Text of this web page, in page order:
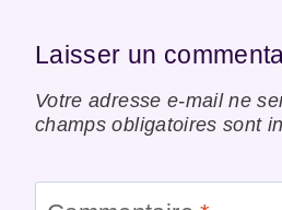
Laisser un
Votre adresse e-mail ne
champs obligatoires sont